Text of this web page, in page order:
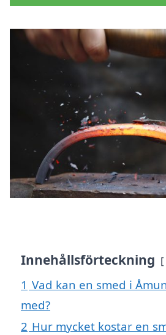
Innehållsförteckning
1 Vad kan en smed i
med?
2 Hur mycket kostar en